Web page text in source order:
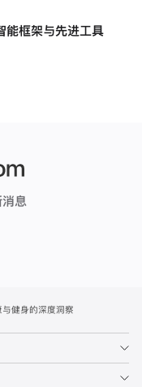
框架与先进工具
息
健身的深度洞察